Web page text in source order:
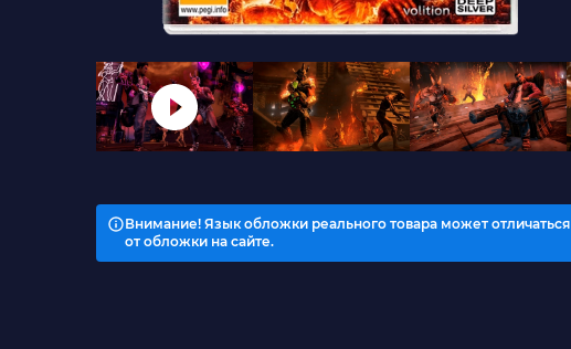
Внимание! Язык обложки реального товара может отличаться
от обложки на сайте.